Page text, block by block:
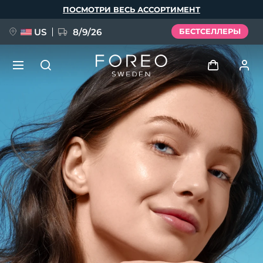
ПОСМОТРИ ВЕСЬ АССОРТИМЕНТ
US 8/9/26 БЕСТСЕЛЛЕРЫ
Войти
Профиль пользователя
Мои приборы
Мои заказы
Мои адреса
Мои подписки
НОВИНКА
FAQ™ Pure Beauty-Tech Elixir
BREAKING NEWS
issa™ Teeth Whitening Set
Язык
English Deutsch
Español
Français
Português
Polski
Русский
Türkçe
简体中文 繁體中文